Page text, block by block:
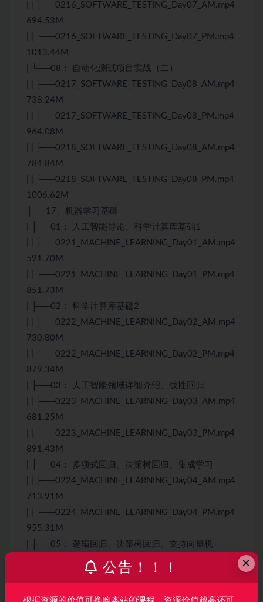
| | ├──0216_SOFTWARE_TESTING_Day07_AM.mp4
694.53M
| | └──0216_SOFTWARE_TESTING_Day07_PM.mp4
1013.44M
| └──08： 自动化测试项目实战（二）
| | ├──0217_SOFTWARE_TESTING_Day08_AM.mp4
738.24M
| | ├──0217_SOFTWARE_TESTING_Day08_PM.mp4
964.08M
| | ├──0218_SOFTWARE_TESTING_Day08_AM.mp4
784.84M
| | └──0218_SOFTWARE_TESTING_Day08_PM.mp4
1006.62M
├──17、机器学习基础
| ├──01： 人工智能导论、科学计算库基础1
| | ├──0221_MACHINE_LEARNING_Day01_AM.mp4
591.70M
| | └──0221_MACHINE_LEARNING_Day01_PM.mp4
851.73M
| ├──02： 科学计算库基础2
| | ├──0222_MACHINE_LEARNING_Day02_AM.mp4
730.80M
| | └──0222_MACHINE_LEARNING_Day02_PM.mp4
879.34M
| ├──03： 人工智能领域详细介绍、线性回归
| | ├──0223_MACHINE_LEARNING_Day03_AM.mp4
681.25M
| | └──0223_MACHINE_LEARNING_Day03_PM.mp4
891.43M
| ├──04： 多项式回归、决策树回归、集成学习
| | ├──0224_MACHINE_LEARNING_Day04_AM.mp4
713.91M
| | └──0224_MACHINE_LEARNING_Day04_PM.mp4
955.31M
| ├──05： 逻辑回归、决策树回归、支持向量机
| | ├──0225_MACHINE_LEARNING_Day05_AM.mp4
×
公告！！！